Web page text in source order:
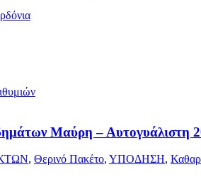
Μαύρη – Αυτογυάλιστη
, Θερινό Πακέτο, ΥΠΟΔΗΣΗ,